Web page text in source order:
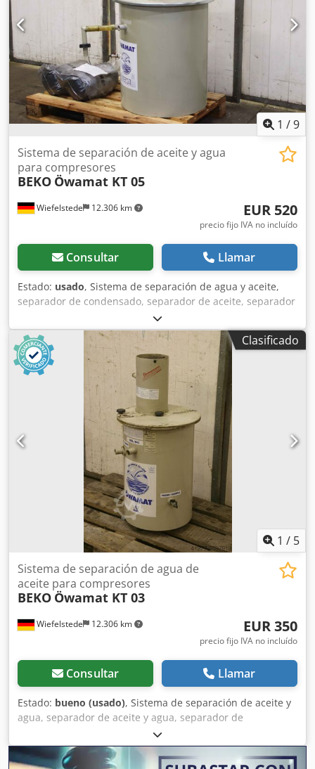
1 /9
Wiefelstede 12.306 km
Sistema de separación de aceite y agua
para compresores
BEKO Öwamat KT 05
EUR 520
precio fijo IVA no incluído
Consultar Llamar
Estado: usado, Sistema de separación de agua y aceite,
separador de condensado, separador de aceite, separador
de aceite -Fabricante: BEKO, sistema de separación de
agua y aceite Öser separador tipo Öwamat KT 05 -
Accesorios: incl. filtro de recambio Oekosorb, ver fotos
Dwjdpfx Aetxkvroldja -Dimensiones: Ø 680 x 1130 mm -
Peso: 73 kg con palet
Clasificado
1 / 5
Wiefelstede 12.306 km
Sistema de separación de agua de
aceite para compresores
BEKO Öwamat KT 03
EUR 350
precio fijo IVA no incluído
Consultar Llamar
Estado: bueno (usado), Sistema de separación de aceite y
agua, separador de aceite y agua, separador de
condensados Dwjdpfxoctla Hs Aldea -La solución más
económica y duradera para este problema suele ser la
separación de aceite y agua para condensados dispersos.